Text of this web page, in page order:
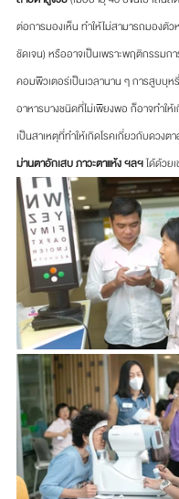
ต่อการมองเห็น ทำให้ไม่สามารถมองตั
ชัดเจน) หรืออาจเป็นเพราะพฤติกรรมก
คอมพิวเตอร์เป็นเวลานาน ๆ การสูบบุห
อาหารบางชนิดที่ไม่เพียงพอ ก็อาจทำให้
เป็นสาเหตุที่ทำให้เกิดโรคเกี่ยวกับดวงต
ม่านตาอักเสบ ภาวะตาแห้ง ฯลฯ ได้ด้วย